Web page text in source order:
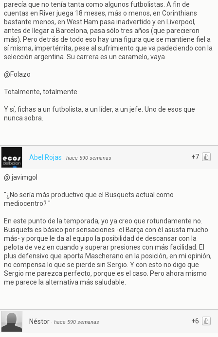
parecía que no tenía tanta como algunos futbolistas. A fin de
cuentas en River juega 18 meses, más o menos, en Corinthians
bastante menos, en West Ham pasa inadvertido y en Liverpool,
antes de llegar a Barcelona, pasa sólo tres años (que parecieron
más). Pero detrás de todo eso hay una figura que se mantiene fiel a
sí misma, impertérrita, pese al sufrimiento que va padeciendo con la
selección argentina. Su carrera es un caramelo, vaya.
@Folazo
Totalmente, totalmente.
Y sí, fichas a un futbolista, a un líder, a un jefe. Uno de esos que
nunca sobra.
+7
Abel Rojas · hace 590 semanas
@ javimgol
"¿No sería más productivo que el Busquets actual como
mediocentro? "
En este punto de la temporada, yo ya creo que rotundamente no.
Busquets es básico por sensaciones -el Barça con él asusta mucho
más- y porque le da al equipo la posibilidad de descansar con la
pelota de vez en cuando y superar presiones con más facilidad. El
plus defensivo que aporta Mascherano en la posición, en mi opinión,
no compensa lo que se pierde sin Sergio. Y con esto no digo que
Sergio me parezca perfecto, porque es el caso. Pero ahora mismo
me parece la alternativa más saludable.
+6
Néstor · hace 590 semanas